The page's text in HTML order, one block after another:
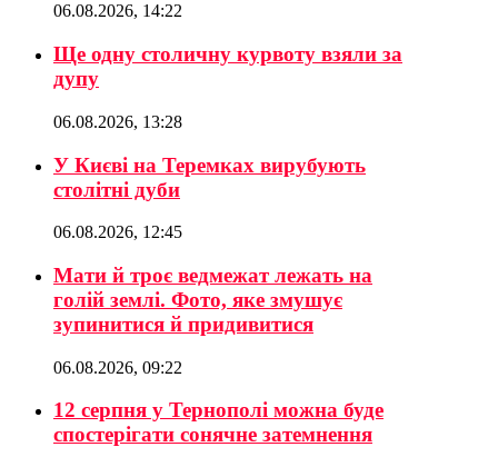
06.08.2026, 14:22
Ще одну столичну курвоту взяли за
дупу
06.08.2026, 13:28
У Києві на Теремках вирубують
столітні дуби
06.08.2026, 12:45
Мати й троє ведмежат лежать на
голій землі. Фото, яке змушує
зупинитися й придивитися
06.08.2026, 09:22
12 серпня у Тернополі можна буде
спостерігати сонячне затемнення